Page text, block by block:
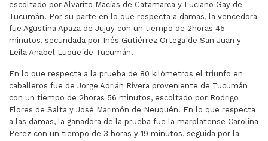
escoltado por Alvarito Macías de Catamarca y Luciano Gay de
Tucumán. Por su parte en lo que respecta a damas, la vencedora
fue Agustina Apaza de Jujuy con un tiempo de 2horas 45
minutos, secundada por Inés Gutiérrez Ortega de San Juan y
Leila Anabel Luque de Tucumán.
En lo que respecta a la prueba de 80 kilómetros el triunfo en
caballeros fue de Jorge Adrián Rivera proveniente de Tucumán
con un tiempo de 2horas 56 minutos, escoltado por Rodrigo
Flores de Salta y José Marimón de Neuquén. En lo que respecta
a las damas, la ganadora de la prueba fue la marplatense Carolina
Pérez con un tiempo de 3 horas y 19 minutos, seguida por la